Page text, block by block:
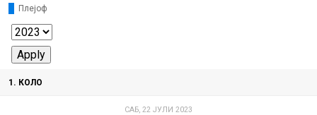
Плејоф
1. КОЛО
САБ, 22 ЈУЛИ 2023